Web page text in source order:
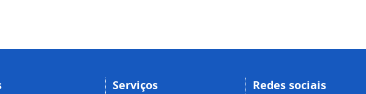
Serviços Redes sociais